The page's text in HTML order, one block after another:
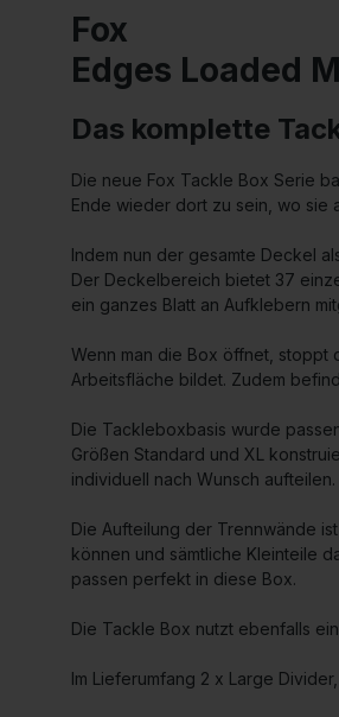
Fox
Edges Loaded
Das komplette
Die neue Fox Tackle Box Serie
Ende wieder dort zu sein, wo sie
Indem nun der gesamte Deckel
Der Deckelbereich bietet 37
ein ganzes Blatt an Aufklebern
Wenn man die Box öffnet, stoppt
Arbeitsfläche bildet. Zudem
Die Tackleboxbasis wurde
Größen Standard und XL
individuell nach Wunsch aufteilen.
Die Aufteilung der Trennwände
können und sämtliche Kleinteile
passen perfekt in diese Box.
Die Tackle Box nutzt ebenfalls
Im Lieferumfang 2 x Large